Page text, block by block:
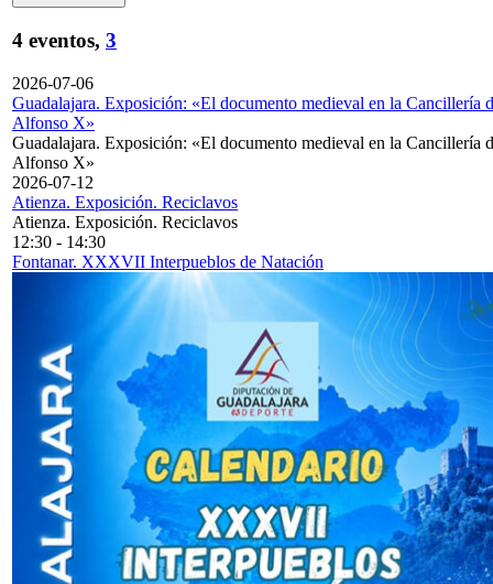
4 eventos, 3
2026-07-06
Guadalajara. Exposición: «El documento medieval en la Cancillería
Alfonso X»
Guadalajara. Exposición: «El documento medieval en la Cancillería
Alfonso X»
2026-07-12
Atienza. Exposición. Reciclavos
Atienza. Exposición. Reciclavos
12:30 - 14:30
Fontanar. XXXVII Interpueblos de Natación